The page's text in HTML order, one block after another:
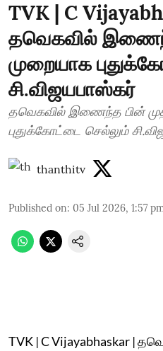
TVK | C
தவெகவில்
முறையாக
சி.விஜயபாஸ்கர்
தவெகவில் இணைந்த பின்
புதுக்கோட்டை செல்லும்
thanthitv
Published on: 05 Jul 2026, 1:57
TVK | C Vijayabhaskar |